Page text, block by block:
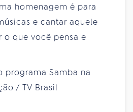
homenagem é para
e cantar aquele
o que você pensa e